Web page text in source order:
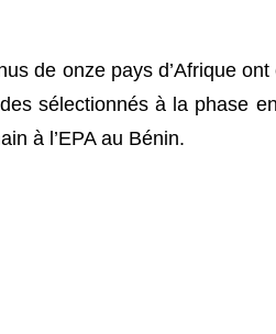
de onze pays d’Afrique
sélectionnés à la phase
à l’EPA au Bénin.